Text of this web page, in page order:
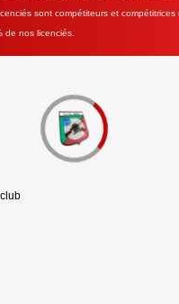
sont compétiteurs et compétitrices
de nos licenciés.